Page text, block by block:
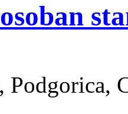
Podgorica,